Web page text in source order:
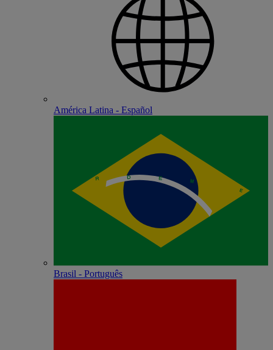
América Latina - Español
Brasil - Português